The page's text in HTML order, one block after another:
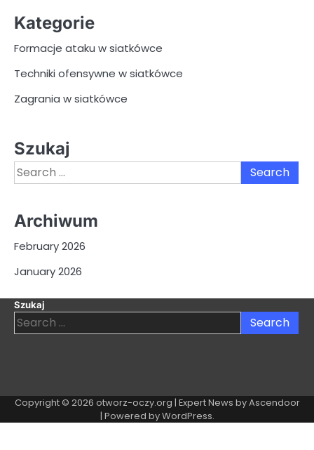
Kategorie
Formacje ataku w siatkówce
Techniki ofensywne w siatkówce
Zagrania w siatkówce
Szukaj
Search
for:
Archiwum
February 2026
January 2026
Szukaj
Search
for:
Copyright © 2026 otworz-oczy.org | Expert News byAscendoor
| Powered byWordPress.